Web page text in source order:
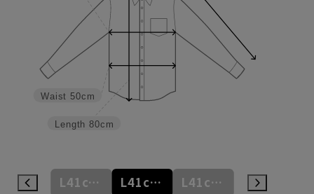
Length 80cm
Waist 50cm
L41cm/82cm L41cm/84cm L41cm/86cm